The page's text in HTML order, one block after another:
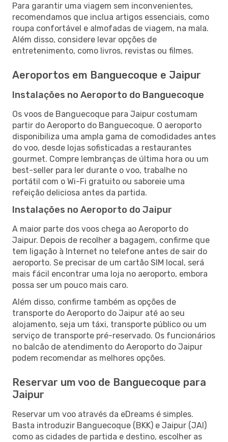
Para garantir uma viagem sem inconvenientes,
recomendamos que inclua artigos essenciais, como
roupa confortável e almofadas de viagem, na mala.
Além disso, considere levar opções de
entretenimento, como livros, revistas ou filmes.
Aeroportos em Banguecoque e Jaipur
Instalações no Aeroporto do Banguecoque
Os voos de Banguecoque para Jaipur costumam
partir do Aeroporto do Banguecoque. O aeroporto
disponibiliza uma ampla gama de comodidades antes
do voo, desde lojas sofisticadas a restaurantes
gourmet. Compre lembranças de última hora ou um
best-seller para ler durante o voo, trabalhe no
portátil com o Wi-Fi gratuito ou saboreie uma
refeição deliciosa antes da partida.
Instalações no Aeroporto do Jaipur
A maior parte dos voos chega ao Aeroporto do
Jaipur. Depois de recolher a bagagem, confirme que
tem ligação à Internet no telefone antes de sair do
aeroporto. Se precisar de um cartão SIM local, será
mais fácil encontrar uma loja no aeroporto, embora
possa ser um pouco mais caro.
Além disso, confirme também as opções de
transporte do Aeroporto do Jaipur até ao seu
alojamento, seja um táxi, transporte público ou um
serviço de transporte pré-reservado. Os funcionários
no balcão de atendimento do Aeroporto do Jaipur
podem recomendar as melhores opções.
Reservar um voo de Banguecoque para
Jaipur
Reservar um voo através da eDreams é simples.
Basta introduzir Banguecoque (BKK) e Jaipur (JAI)
como as cidades de partida e destino, escolher as